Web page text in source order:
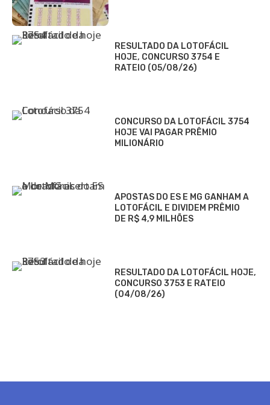
RESULTADO DA LOTOFÁCIL
HOJE, CONCURSO 3754 E
RATEIO (05/08/26)
CONCURSO DA LOTOFÁCIL 3754
HOJE VAI PAGAR PRÊMIO
MILIONÁRIO
APOSTAS DO ES E MG GANHAM A
LOTOFÁCIL E DIVIDEM PRÊMIO
DE R$ 4,9 MILHÕES
RESULTADO DA LOTOFÁCIL HOJE,
CONCURSO 3753 E RATEIO
(04/08/26)